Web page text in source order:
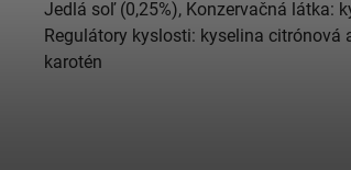
Jedlá soľ (0,25%), Konzervačná látka:
Regulátory kyslosti: kyselina citrónová
karotén